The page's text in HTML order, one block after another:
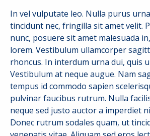
In vel vulputate leo. Nulla purus
tincidunt nec, fringilla sit amet velit.
nunc, posuere sit amet malesuada
lorem. Vestibulum ullamcorper
rhoncus. In interdum urna dui, quis
Vestibulum at neque augue. Nam
tempus id commodo sapien
pulvinar faucibus rutrum. Nulla
neque sed justo auctor a imperdiet
Donec rutrum sodales quam, ut